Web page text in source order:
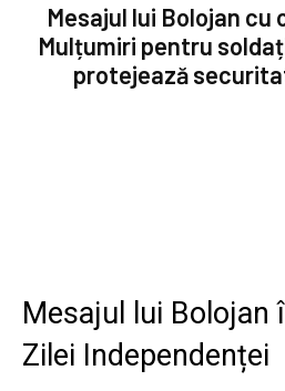
Mesajul lui Bolojan cu
Mulțumiri pentru
protejează
Mesajul lui Bolojan
Zilei Independenței